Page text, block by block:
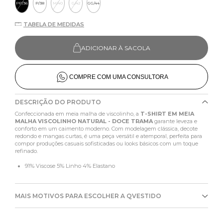
PP/36 P/38 M/40 G/42 GG/44
TABELA DE MEDIDAS
ADICIONAR À SACOLA
COMPRE COM UMA CONSULTORA
DESCRIÇÃO DO PRODUTO
Confeccionada em meia malha de viscolinho, a T-SHIRT EM MEIA
MALHA VISCOLINHO NATURAL - DOCE TRAMAgarante leveza e
conforto em um caimento moderno. Com modelagem clássica, decote
redondo e mangas curtas, é uma peça versátil e atemporal, perfeita para
compor produções casuais sofisticadas ou looks básicos com um toque
refinado.
91% Viscose 5% Linho 4% Elastano
MAIS MOTIVOS PARA ESCOLHER A QVESTIDO